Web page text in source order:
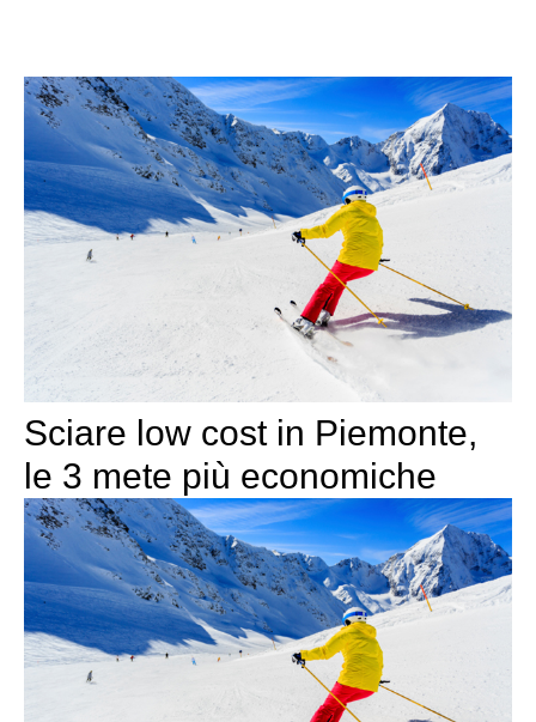
Sciare low cost in Piemonte,
le 3 mete più economiche